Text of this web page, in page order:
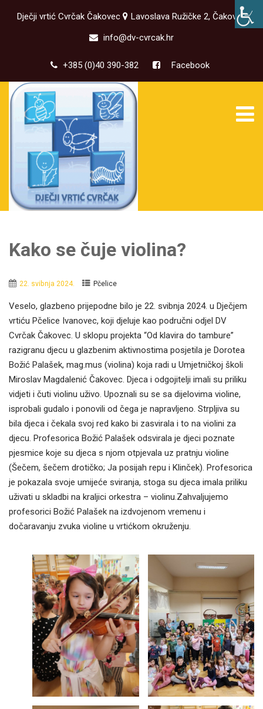
Dječji vrtić Cvrčak Čakovec
Lavoslava Ružičke 2, Čakovec
info@dv-cvrcak.hr
+385 (0)40 390-382 Facebook
Kako se čuje violina?
22. svibnja 2024. Pčelice
Veselo, glazbeno prijepodne bilo je 22. svibnja 2024. u Dječjem
vrtiću Pčelice Ivanovec, koji djeluje kao područni odjel DV
Cvrčak Čakovec. U sklopu projekta “Od klavira do tambure”
razigranu djecu u glazbenim aktivnostima posjetila je Dorotea
Božić Palašek, mag.mus (violina) koja radi u Umjetničkoj školi
Miroslav Magdalenić Čakovec. Djeca i odgojitelji imali su priliku
vidjeti i čuti violinu uživo. Upoznali su se sa dijelovima violine,
isprobali gudalo i ponovili od čega je napravljeno. Strpljiva su
bila djeca i čekala svoj red kako bi zasvirala i to na violini za
djecu. Profesorica Božić Palašek odsvirala je djeci poznate
pjesmice koje su djeca s njom otpjevala uz pratnju violine
(Šečem, šečem drotičko; Ja posijah repu i Klinček). Profesorica
je pokazala svoje umijeće sviranja, stoga su djeca imala priliku
uživati u skladbi na kraljici orkestra – violinu.Zahvaljujemo
profesorici Božić Palašek na izdvojenom vremenu i
dočaravanju zvuka violine u vrtićkom okruženju.